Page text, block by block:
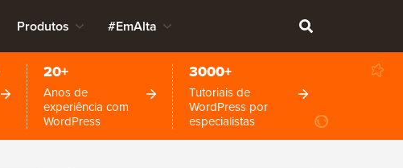
Produtos #EmAlta
20+
Anos de
experiência com
WordPress
3000+
Tutoriais de
WordPress por
especialistas